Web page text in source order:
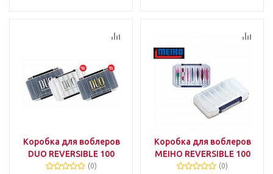
Коробка для воблеров
DUO REVERSIBLE 100
(0)
Коробка для воблеров
MEIHO REVERSIBLE 100
(0)